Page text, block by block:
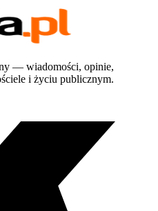
— wiadomości, opinie,
i życiu publicznym.